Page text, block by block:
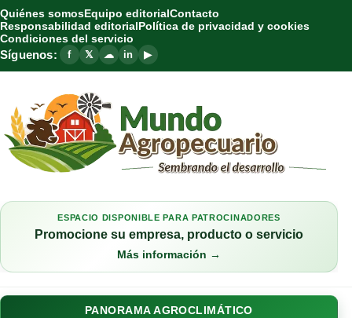
Quiénes somosEquipo editorialContacto
Responsabilidad editorialPolítica de privacidad y cookies
Condiciones del servicio
Síguenos: f 𝕏 ☁ in ▶
ESPACIO DISPONIBLE PARA PATROCINADORES
Promocione su empresa, producto o servicio
Más información →
PANORAMA AGROCLIMÁTICO